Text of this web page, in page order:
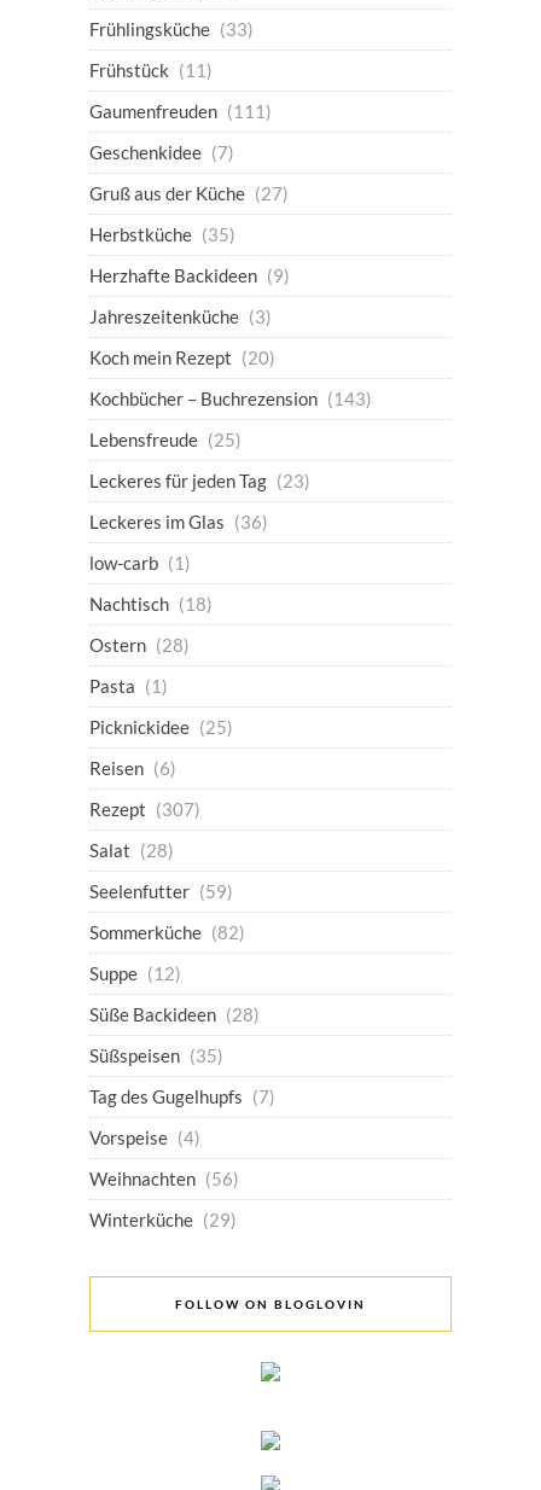
Frühlingsküche (33)
Frühstück (11)
Gaumenfreuden (111)
Geschenkidee (7)
Gruß aus der Küche (27)
Herbstküche (35)
Herzhafte Backideen (9)
Jahreszeitenküche (3)
Koch mein Rezept (20)
Kochbücher – Buchrezension (143)
Lebensfreude (25)
Leckeres für jeden Tag (23)
Leckeres im Glas (36)
low-carb (1)
Nachtisch (18)
Ostern (28)
Pasta (1)
Picknickidee (25)
Reisen (6)
Rezept (307)
Salat (28)
Seelenfutter (59)
Sommerküche (82)
Suppe (12)
Süße Backideen (28)
Süßspeisen (35)
Tag des Gugelhupfs (7)
Vorspeise (4)
Weihnachten (56)
Winterküche (29)
FOLLOW ON BLOGLOVIN